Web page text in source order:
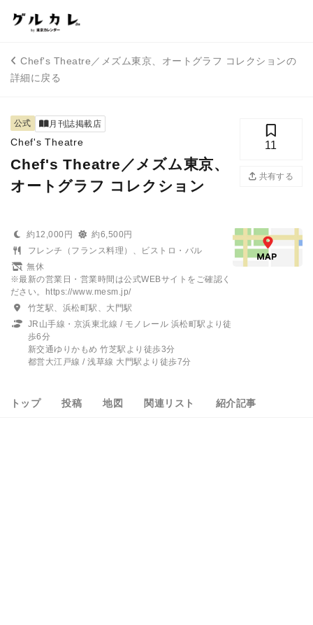
Chef's Theatre／メズム東京、オートグラフ コレクションの
詳細に戻る
公式 月刊誌掲載店
Chef's Theatre
Chef's Theatre／メズム東京、
オートグラフ コレクション
11
共有する
約12,000円
約6,500円
フレンチ（フランス料理）、ビストロ・バル
無休
※最新の営業日・営業時間は公式WEBサイトをご確認く
ださい。https://www.mesm.jp/
竹芝駅、浜松町駅、大門駅
JR山手線・京浜東北線 / モノレール 浜松町駅より徒
歩6分
新交通ゆりかもめ 竹芝駅より徒歩3分
都営大江戸線 / 浅草線 大門駅より徒歩7分
トップ 投稿 地図 関連リスト 紹介記事